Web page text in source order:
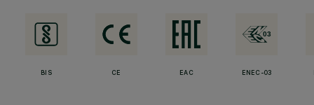
BIS CE EAC ENEC-03